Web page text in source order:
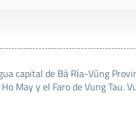
capital de Bà Rịa-Vũng
May y el Faro de Vung Tau.